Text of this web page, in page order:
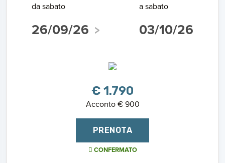
da sabato
26/09/26
a sabato
03/10/26
€ 1.790
Acconto € 900
PRENOTA
CONFERMATO